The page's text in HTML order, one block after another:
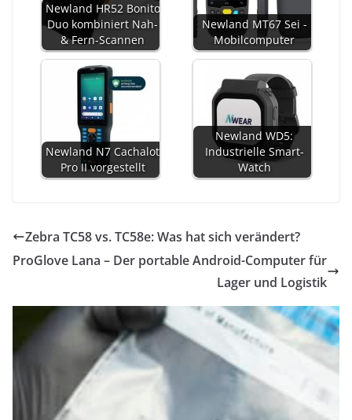
Newland HR52 Bonito
Duo kombiniert Nah-
& Fern-Scannen
Newland MT67 Sei -
Mobilcomputer
Newland N7 Cachalot
Pro II vorgestellt
Newland WD5:
Industrielle Smart-
Watch
Zebra TC58 vs. TC58e: Was hat sich verändert?
ProGlove Lana – Der portable Android-Computer für
Lager und Logistik